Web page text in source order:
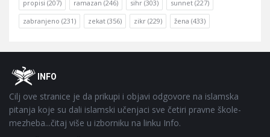
propisi (207) ramazan (246) sihr (303) sunnet (227)
zabranjeno (231) zekat (356) zikr (229) žena (433)
FooterOINFO
Cilj ove stranice je da prikupi i objavi odgovore na islamska
pitanja koje su dali islamski učenjaci sve četiri pravne škole-
mezheba...čitaj više u izborniku na linku Info.